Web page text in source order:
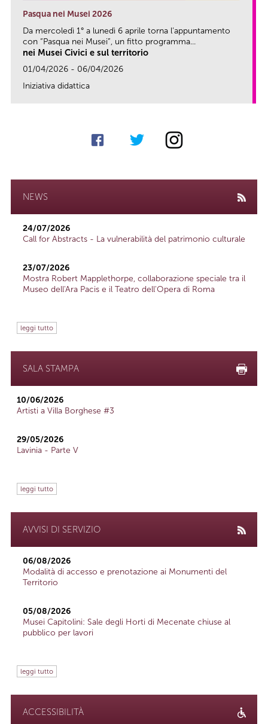
Pasqua nei Musei 2026
Da mercoledì 1° a lunedì 6 aprile torna l’appuntamento
con “Pasqua nei Musei”, un fitto programma...
nei Musei Civici e sul territorio
01/04/2026 - 06/04/2026
Iniziativa didattica
NEWS
24/07/2026
Call for Abstracts - La vulnerabilità del patrimonio culturale
23/07/2026
Mostra Robert Mapplethorpe, collaborazione speciale tra il
Museo dell'Ara Pacis e il Teatro dell'Opera di Roma
leggi tutto
SALA STAMPA
10/06/2026
Artisti a Villa Borghese #3
29/05/2026
Lavinia - Parte V
leggi tutto
AVVISI DI SERVIZIO
06/08/2026
Modalità di accesso e prenotazione ai Monumenti del
Territorio
05/08/2026
Musei Capitolini: Sale degli Horti di Mecenate chiuse al
pubblico per lavori
leggi tutto
ACCESSIBILITÀ